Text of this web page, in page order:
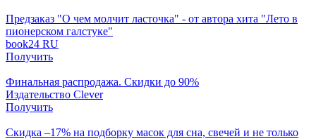
Предзаказ "О чем молчит ласточка" - от автора хита "Лето в
пионерском галстуке"
book24 RU
Получить
Финальная распродажа. Скидки до 90%
Издательство Clever
Получить
Скидка –17% на подборку масок для сна, свечей и не только